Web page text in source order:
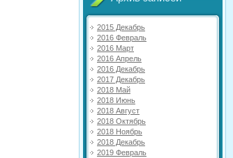
2015 Декабрь
2016 Февраль
2016 Март
2016 Апрель
2016 Декабрь
2017 Декабрь
2018 Май
2018 Июнь
2018 Август
2018 Октябрь
2018 Ноябрь
2018 Декабрь
2019 Февраль